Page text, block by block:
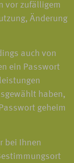
vor zufälligem
Änderung
auch von
ein Passwort
haben,
geheim
bei Ihnen